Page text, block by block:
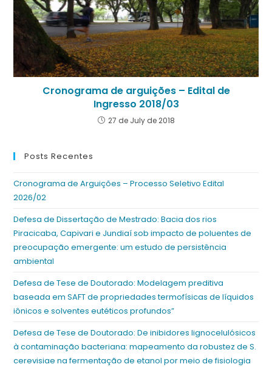
Cronograma de arguições – Edital de
Ingresso 2018/03
27 de July de 2018
Posts Recentes
Cronograma de Arguições – Processo Seletivo Edital
2026/02
Defesa de Dissertação de Mestrado: Bacia dos rios
Piracicaba, Capivari e Jundiaí sob impacto de poluentes de
preocupação emergente: um estudo de persistência
ambiental
Defesa de Tese de Doutorado: Modelagem preditiva
baseada em SAFT de propriedades termofísicas de líquidos
iônicos e solventes eutéticos profundos”
Defesa de Tese de Doutorado: De inibidores lignocelulósicos
à contaminação bacteriana: mapeamento da robustez de S.
cerevisiae na fermentação de etanol por meio de fisiologia